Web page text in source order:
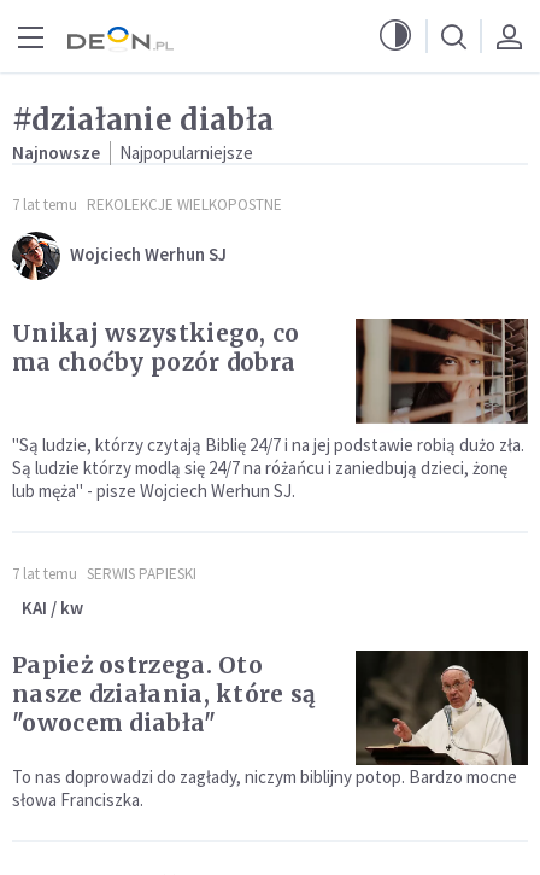
#działanie diabła
Najnowsze Najpopularniejsze
7 lat temu REKOLEKCJE WIELKOPOSTNE
Wojciech Werhun SJ
Unikaj wszystkiego, co
ma choćby pozór dobra
"Są ludzie, którzy czytają Biblię 24/7 i na jej podstawie robią dużo zła.
Są ludzie którzy modlą się 24/7 na różańcu i zaniedbują dzieci, żonę
lub męża" - pisze Wojciech Werhun SJ.
7 lat temu SERWIS PAPIESKI
KAI / kw
Papież ostrzega. Oto
nasze działania, które są
"owocem diabła"
To nas doprowadzi do zagłady, niczym biblijny potop. Bardzo mocne
słowa Franciszka.